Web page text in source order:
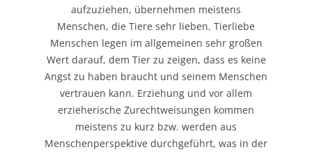
aufzuziehen, übernehmen meistens
Menschen, die Tiere sehr lieben. Tierliebe
Menschen legen im allgemeinen sehr großen
Wert darauf, dem Tier zu zeigen, dass es keine
Angst zu haben braucht und seinem Menschen
vertrauen kann. Erziehung und vor allem
erzieherische Zurechtweisungen kommen
meistens zu kurz bzw. werden aus
Menschenperspektive durchgeführt, was in der